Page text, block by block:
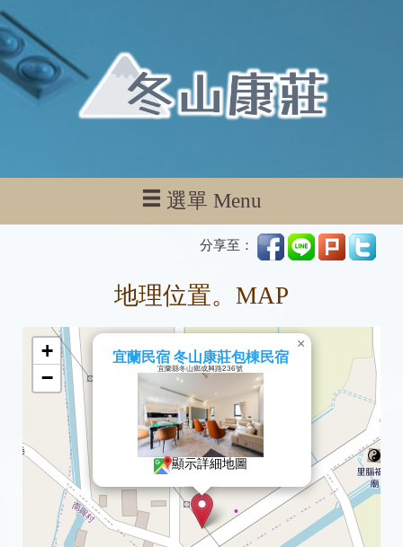
選單 Menu
分享至：
地理位置。MAP
宜蘭民宿 冬山康莊包棟民宿
宜蘭縣冬山鄉成興路236號
顯示詳細地圖
×
+
−